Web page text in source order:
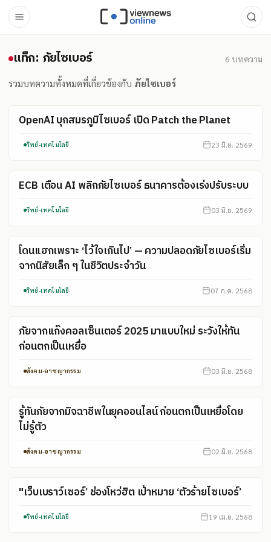
แท็ก: ภัยไซเบอร์
แท็ก: ภัยไซเบอร์ 6 บทความ
รวมบทความทั้งหมดที่เกี่ยวข้องกับ ภัยไซเบอร์
OpenAI บุกสมรภูมิไซเบอร์ เปิด Patch the Planet
วิทย์-เทคโนโลยี 23 มิ.ย. 2569
ECB เตือน AI พลิกภัยไซเบอร์ ธนาคารต้องเร่งปรับระบบ
วิทย์-เทคโนโลยี 03 มิ.ย. 2569
โดนแฮกเพราะ ‘ไว้ใจเกินไป’ — ความปลอดภัยไซเบอร์เริ่ม
จากนิสัยเล็ก ๆ ในชีวิตประจำวัน
วิทย์-เทคโนโลยี 07 ก.ค. 2568
ภัยจากแก๊งคอลเซ็นเตอร์ 2025 มาแบบใหม่ ระวังให้ทัน
ก่อนตกเป็นเหยื่อ
สังคม-อาชญากรรม 03 มิ.ย. 2568
รู้ทันภัยจากมิจฉาชีพในยุคออนไลน์ ก่อนตกเป็นเหยื่อโดย
ไม่รู้ตัว
สังคม-อาชญากรรม 02 มิ.ย. 2568
"เว็บเบราว์เซอร์’ ช่องโหว่ฮิต เป้าหมาย ‘ตัวร้ายไซเบอร์’
วิทย์-เทคโนโลยี 19 เม.ย. 2568